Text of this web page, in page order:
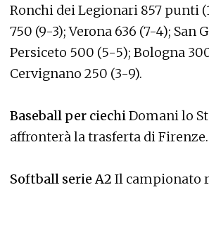
Ronchi dei Legionari 857 punti
750 (9-3); Verona 636 (7-4); San
Persiceto 500 (5-5); Bologna
Cervignano 250 (3-9).
Baseball per ciechiDomani lo
affronterà la trasferta di Firenze.
Softball serie A2 Il campionato